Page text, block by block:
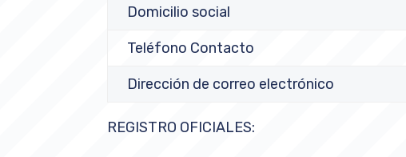
Domicilio social
Teléfono Contacto
Dirección de correo electrónico
REGISTRO OFICIALES: